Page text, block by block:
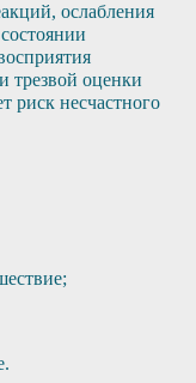
ослабления
трезвой оценки
риск несчастного